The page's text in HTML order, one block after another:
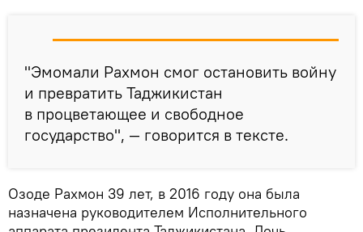
"Эмомали Рахмон смог остановить войну
и превратить Таджикистан
в процветающее и свободное
государство", — говорится в тексте.
Озоде Рахмон 39 лет, в 2016 году она была
назначена руководителем Исполнительного